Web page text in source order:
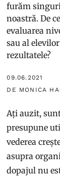
furăm
noastră. De
evaluarea
sau al
rezultatele?
09.06.2021
DE MONICA
Ați auzit,
presupune
vederea
asupra
dopajul nu